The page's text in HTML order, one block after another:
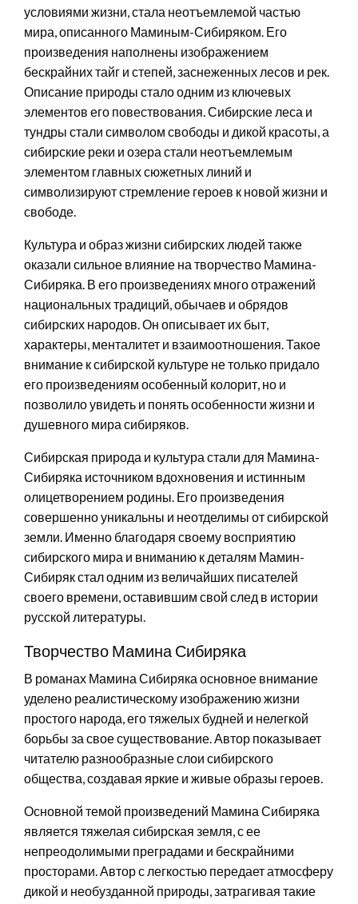
условиями жизни, стала неотъемлемой частью
мира, описанного Маминым-Сибиряком. Его
произведения наполнены изображением
бескрайних тайг и степей, заснеженных лесов и рек.
Описание природы стало одним из ключевых
элементов его повествования. Сибирские леса и
тундры стали символом свободы и дикой красоты, а
сибирские реки и озера стали неотъемлемым
элементом главных сюжетных линий и
символизируют стремление героев к новой жизни и
свободе.
Культура и образ жизни сибирских людей также
оказали сильное влияние на творчество Мамина-
Сибиряка. В его произведениях много отражений
национальных традиций, обычаев и обрядов
сибирских народов. Он описывает их быт,
характеры, менталитет и взаимоотношения. Такое
внимание к сибирской культуре не только придало
его произведениям особенный колорит, но и
позволило увидеть и понять особенности жизни и
душевного мира сибиряков.
Сибирская природа и культура стали для Мамина-
Сибиряка источником вдохновения и истинным
олицетворением родины. Его произведения
совершенно уникальны и неотделимы от сибирской
земли. Именно благодаря своему восприятию
сибирского мира и вниманию к деталям Мамин-
Сибиряк стал одним из величайших писателей
своего времени, оставившим свой след в истории
русской литературы.
Творчество Мамина Сибиряка
В романах Мамина Сибиряка основное внимание
уделено реалистическому изображению жизни
простого народа, его тяжелых будней и нелегкой
борьбы за свое существование. Автор показывает
читателю разнообразные слои сибирского
общества, создавая яркие и живые образы героев.
Основной темой произведений Мамина Сибиряка
является тяжелая сибирская земля, с ее
непреодолимыми преградами и бескрайними
просторами. Автор с легкостью передает атмосферу
дикой и необузданной природы, затрагивая такие